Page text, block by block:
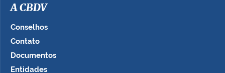
a
e
o
t
A CBDV
Conselhos
Contato
Documentos
Entidades